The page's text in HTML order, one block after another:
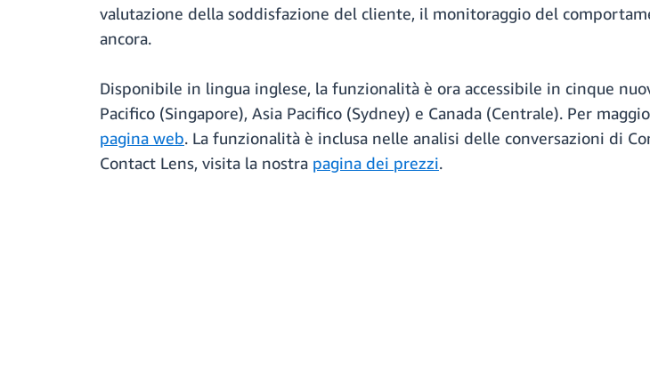
valutazione della soddisfazione del cliente, il monitoraggio del
ancora.
Disponibile in lingua inglese, la funzionalità è ora accessibile in cinque
Pacifico (Singapore), Asia Pacifico (Sydney) e Canada (Centrale). Per
pagina web. La funzionalità è inclusa nelle analisi delle conversazioni di
Contact Lens, visita la nostra pagina dei prezzi.